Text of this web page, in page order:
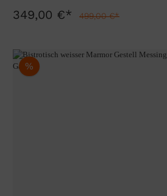
349,00 €* 499,00 €*
%